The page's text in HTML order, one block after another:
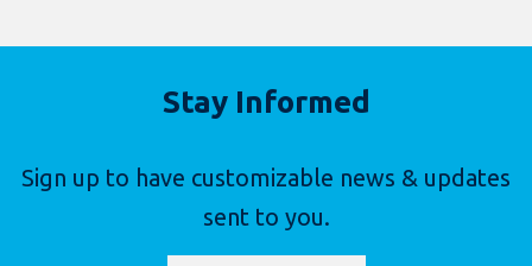
Stay Informed
Sign up to have customizable news & updates
sent to you.